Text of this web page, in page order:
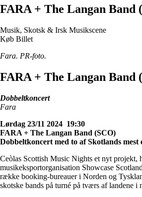
FARA + The Langan Band
Musik, Skotsk & Irsk Musikscene
Køb Billet
Fara. PR-foto.
FARA + The Langan Band
Dobbeltkoncert
Fara
Lørdag 23/11 2024 19:30
FARA + The Langan Band (SCO)
Dobbeltkoncert med to af Skotlands mest
Ceòlas Scottish Music Nights et nyt projekt,
musikeksportorganisation Showcase
række booking-bureauer i Norden og
skotske bands på turné på tværs af landene i